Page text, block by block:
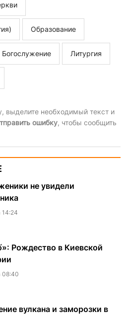
Образование
Богослужение Литургия
выделите необходимый текст и
ошибку, чтобы сообщить
не увидели
14:24
Рождество в Киевской
08:40
вулкана и заморозки в